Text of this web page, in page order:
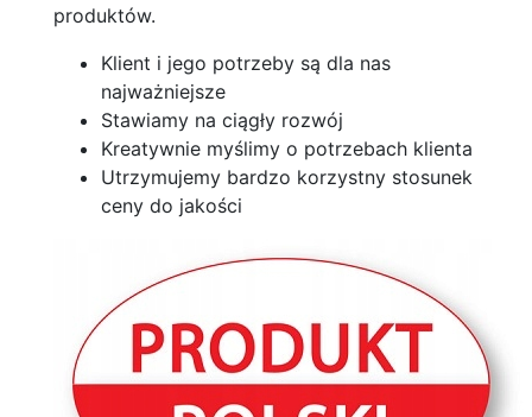
produktów.
Klient i jego potrzeby są dla nas
najważniejsze
Stawiamy na ciągły rozwój
Kreatywnie myślimy o potrzebach klienta
Utrzymujemy bardzo korzystny stosunek
ceny do jakości